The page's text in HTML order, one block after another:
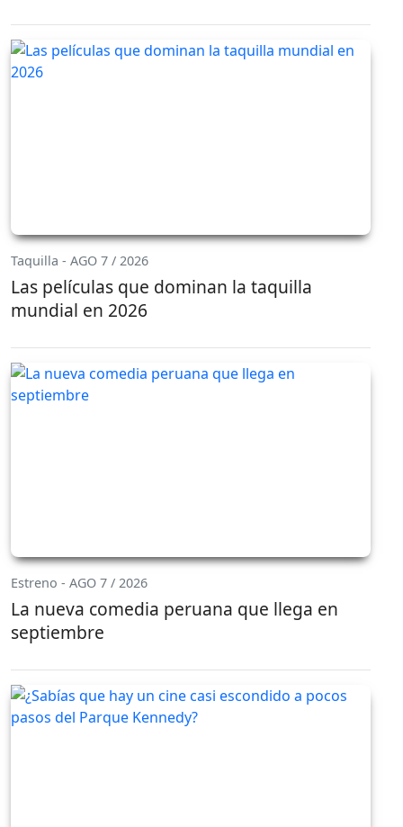
Taquilla - AGO 7 / 2026
Las películas que dominan la taquilla
mundial en 2026
Estreno - AGO 7 / 2026
La nueva comedia peruana que llega en
septiembre